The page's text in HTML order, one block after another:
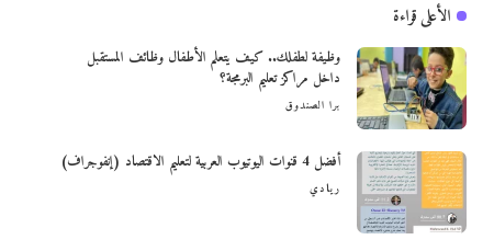
الأعلى قراءة
وظيفة لطفلك.. كيف يتعلم الأطفال وظائف المستقبل
داخل مراكز تعليم البرمجة؟
برا الصندوق
أفضل 4 قنوات اليوتيوب العربية لتعليم الاقتصاد (إنفوجراف)
ريادي